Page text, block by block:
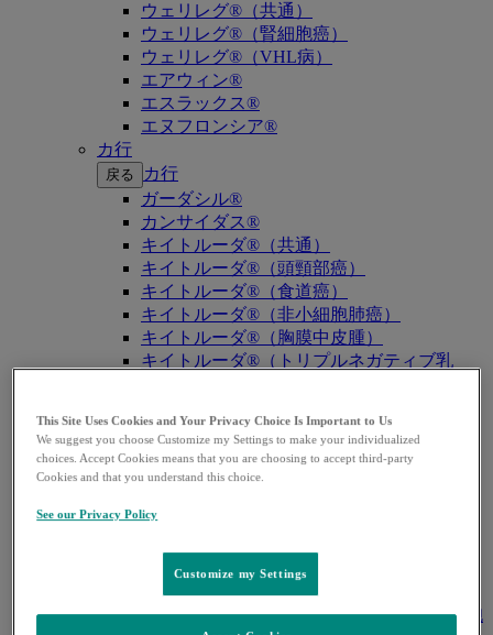
ウェリレグ®（共通）
ウェリレグ®（腎細胞癌）
ウェリレグ®（VHL病）
エアウィン®
エスラックス®
エヌフロンシア®
カ行
戻る
カ行
ガーダシル®
カンサイダス®
キイトルーダ®（共通）
キイトルーダ®（頭頸部癌）
キイトルーダ®（食道癌）
キイトルーダ®（非小細胞肺癌）
キイトルーダ®（胸膜中皮腫）
キイトルーダ®（トリプルネガティブ乳
キイトルーダ®（胆道癌）
キイトルーダ®（腎細胞癌）
キイトルーダ®（尿路上皮癌）
キイトルーダ®（子宮頸癌）
キイトルーダ®（古典的ホジキンリンパ
腫）
キイトルーダ®（原発性縦隔大細胞型B細胞
This Site Uses Cookies and Your Privacy Choice Is Important to Us
We suggest you choose Customize my Settings to make your individualized
choices. Accept Cookies means that you are choosing to accept third-party
Cookies and that you understand this choice.
See our Privacy Policy
Customize my Settings